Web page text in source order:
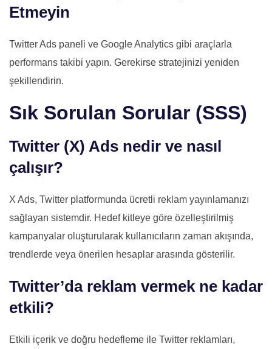
Etmeyin
Twitter Ads paneli ve Google Analytics gibi araçlarla
performans takibi yapın. Gerekirse stratejinizi yeniden
şekillendirin.
Sık Sorulan Sorular (SSS)
Twitter (X) Ads nedir ve nasıl
çalışır?
X Ads, Twitter platformunda ücretli reklam yayınlamanızı
sağlayan sistemdir. Hedef kitleye göre özelleştirilmiş
kampanyalar oluşturularak kullanıcıların zaman akışında,
trendlerde veya önerilen hesaplar arasında gösterilir.
Twitter’da reklam vermek ne kadar
etkili?
Etkili içerik ve doğru hedefleme ile Twitter reklamları,